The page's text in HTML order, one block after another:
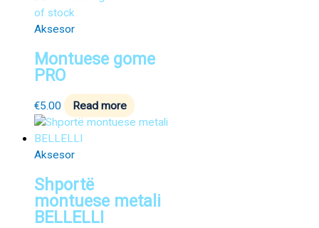
of stock
Aksesor
Montuese gome
PRO
€5.00 Read more
Aksesor
Shportë
montuese metali
BELLELLI